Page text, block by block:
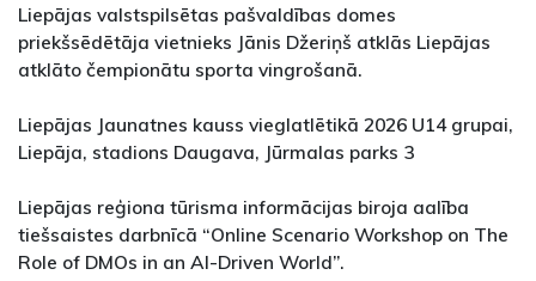
Liepājas valstspilsētas pašvaldības domes
priekšsēdētāja vietnieks Jānis Džeriņš atklās Liepājas
atklāto čempionātu sporta vingrošanā.
Liepājas Jaunatnes kauss vieglatlētikā 2026 U14 grupai,
Liepāja, stadions Daugava, Jūrmalas parks 3
Liepājas reģiona tūrisma informācijas biroja aalība
tiešsaistes darbnīcā “Online Scenario Workshop on The
Role of DMOs in an AI-Driven World”.